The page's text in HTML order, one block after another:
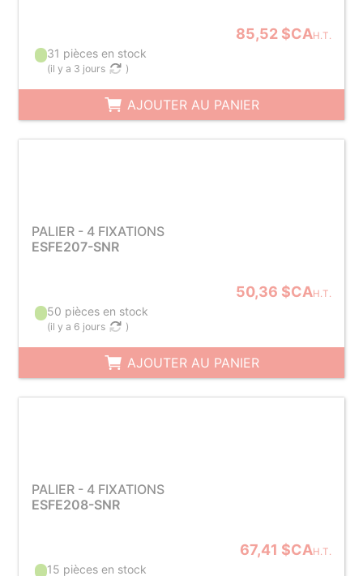
85,52 $CAH.T.
31 pièces en stock
(il y a 3 jours )
AJOUTER AU PANIER
PALIER - 4 FIXATIONS
ESFE207-SNR
50,36 $CAH.T.
50 pièces en stock
(il y a 6 jours )
AJOUTER AU PANIER
PALIER - 4 FIXATIONS
ESFE208-SNR
67,41 $CAH.T.
15 pièces en stock